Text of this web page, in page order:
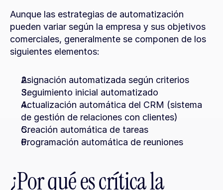
Aunque las estrategias de automatización
pueden variar según la empresa y sus objetivos
comerciales, generalmente se componen de los
siguientes elementos:
Asignación automatizada según criterios
Seguimiento inicial automatizado
Actualización automática del CRM (sistema
de gestión de relaciones con clientes)
Creación automática de tareas
Programación automática de reuniones
¿Por qué es crítica la